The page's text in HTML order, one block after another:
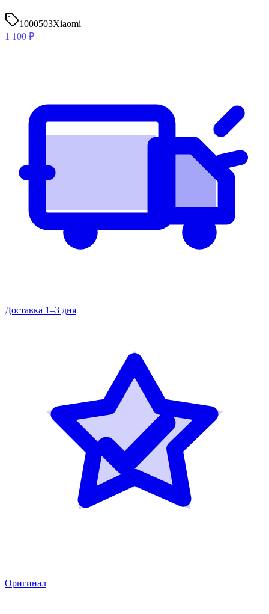
1000503Xiaomi
1 100 ₽
Доставка 1–3 дня
Оригинал